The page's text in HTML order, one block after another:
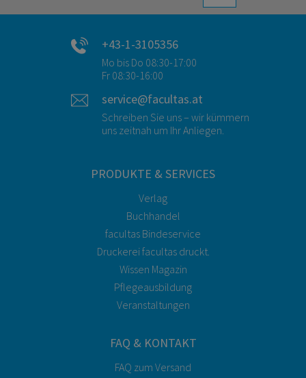
+43-1-3105356
Mo bis Do 08:30-17:00
Fr 08:30-16:00
service@facultas.at
Schreiben Sie uns – wir kümmern
uns zeitnah um Ihr Anliegen.
PRODUKTE & SERVICES
Verlag
Buchhandel
facultas Bindeservice
Druckerei facultas druckt.
Wissen Magazin
Pflegeausbildung
Veranstaltungen
FAQ & KONTAKT
FAQ zum Versand